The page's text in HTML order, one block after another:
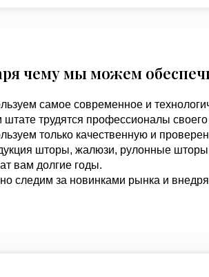
чему мы можем
самое современное и
трудятся профессионалы
только качественную и
шторы, жалюзи, рулонные шторы
вам долгие годы.
следим за новинками рынка и